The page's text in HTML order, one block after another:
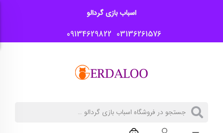
اسباب بازی گردالو
03136261576
09134629822